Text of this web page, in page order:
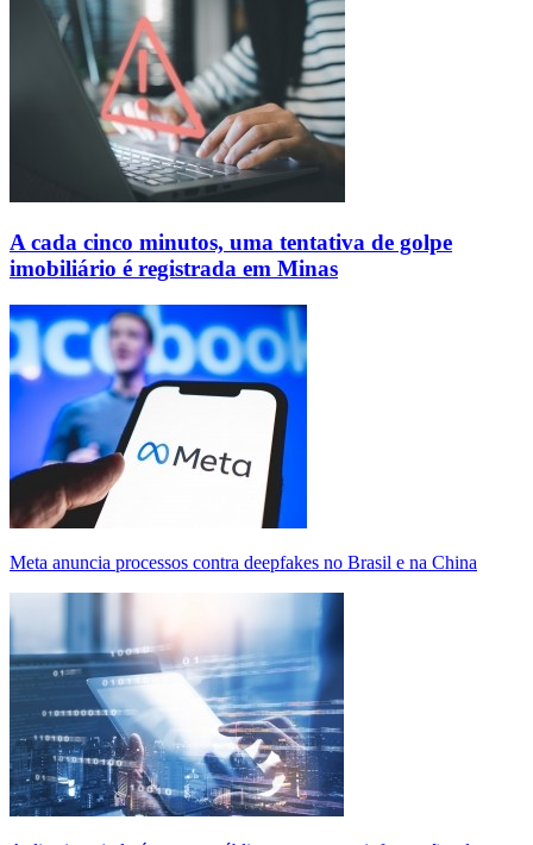
A cada cinco minutos, uma tentativa de golpe
imobiliário é registrada em Minas
Meta anuncia processos contra deepfakes no Brasil e na China